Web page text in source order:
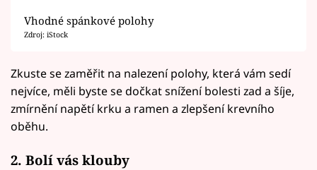
Vhodné spánkové polohy
Zdroj: iStock
Zkuste se zaměřit na nalezení polohy, která vám sedí
nejvíce, měli byste se dočkat snížení bolesti zad a šíje,
zmírnění napětí krku a ramen a zlepšení krevního
oběhu.
2. Bolí vás klouby